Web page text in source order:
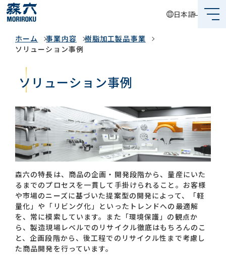
日本語
森六って何？
企業情報
事業内容
サステナビリティ
投資家情報
グローバルネットワーク
お問い合わせ一覧
ホーム 事業内容
樹脂加工製品事業
ソリューション事例
ソリューション事例
森六の特長は、商品の企画・開発段階から、量産にいた
るまでのプロセスを一貫して手掛けられること。お客様
や市場のニーズに基づいた提案型の開発によって、「軽
量化」や「リビング化」といったトレンドへの最適解
を、常に模索しています。また「環境保護」の観点か
ら、製造現場レベルでのリサイクル徹底はもちろんのこ
と、企画段階から、後工程でのリサイクル性まで考慮し
た商品開発を行っています。